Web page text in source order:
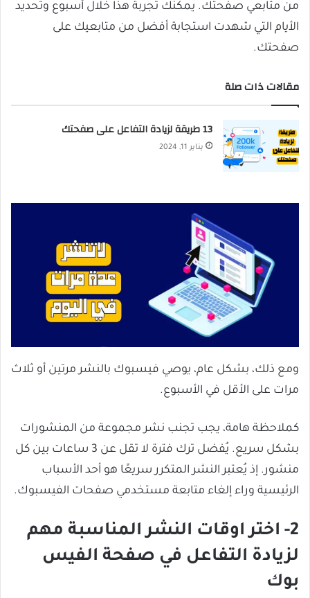
من متابعي صفحتك. يمكنك تجربة هذا خلال أسبوع وتحديد
الأيام التي شهدت استجابة أفضل من متابعيك على
صفحتك.
مقالات ذات صلة
13 طريقة لزيادة التفاعل على صفحتك
يناير 11, 2024
ومع ذلك، بشكل عام، يوصي فيسبوك بالنشر مرتين أو ثلاث
مرات على الأقل في الأسبوع.
كملاحظة هامة، يجب تجنب نشر مجموعة من المنشورات
بشكل سريع. يُفضل ترك فترة لا تقل عن 3 ساعات بين كل
منشور. إذ يُعتبر النشر المتكرر سريعًا هو أحد الأسباب
الرئيسية وراء إلغاء متابعة مستخدمي صفحات الفيسبوك.
2- اختر اوقات النشر المناسبة مهم
لزيادة التفاعل في صفحة الفيس
بوك